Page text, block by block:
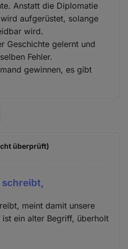
Anstatt die Diplomatie
aufgerüstet, solange
wird.
Geschichte gelernt und
Fehler.
gewinnen, es gibt
überprüft)
meint damit unsere
ein alter Begriff, überholt